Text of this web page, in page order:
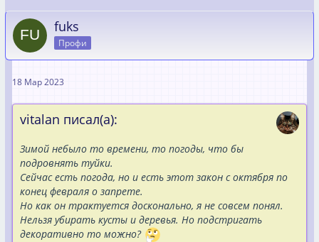
fuks
Профи
18 Мар 2023
vitalan писал(а):
Зимой небыло то времени, то погоды, что бы
подровнять туйки.
Сейчас есть погода, но и есть этот закон с октября по
конец февраля о запрете.
Но как он трактуется досконально, я не совсем понял.
Нельзя убирать кусты и деревья. Но подстригать
декоративно то можно?